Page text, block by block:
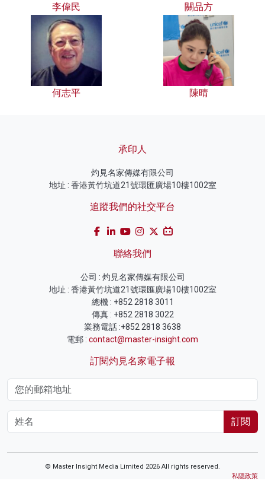
李偉民 關品方
何志平 陳晴
承印人
灼見名家傳媒有限公司
地址 : 香港黃竹坑道21號環匯廣場10樓1002室
追蹤我們的社交平台
聯絡我們
公司 : 灼見名家傳媒有限公司
地址 : 香港黃竹坑道21號環匯廣場10樓1002室
總機 : +852 2818 3011
傳真 : +852 2818 3022
業務電話 :+852 2818 3638
電郵 : contact@master-insight.com
訂閱灼見名家電子報
訂閱
© Master Insight Media Limited 2026 All rights reserved.
私隱政策